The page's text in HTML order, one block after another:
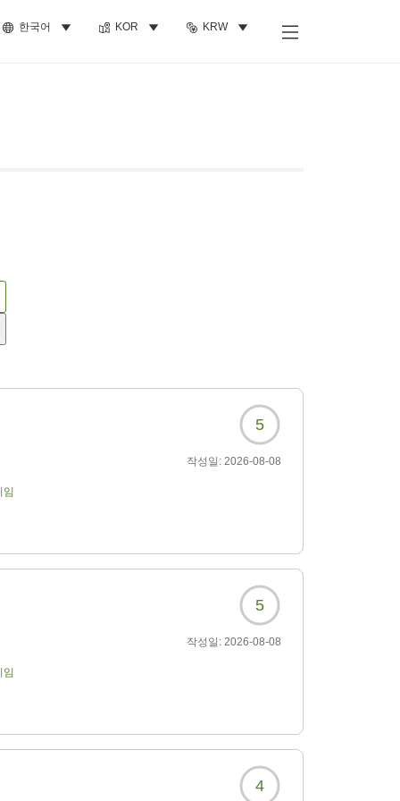
한국어 KOR KRW
5
작성일: 2026-08-08
임
5
작성일: 2026-08-08
임
4